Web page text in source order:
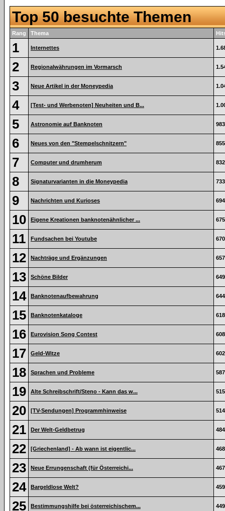
Top 50 besuchte Themen
Rang Thema
1 Internettes
2 Regionalwährungen im Vormarsch
3 Neue Artikel in der Moneypedia
4 [Test- und Werbenoten] Neuheiten und B...
5 Astronomie auf Banknoten
6 Neues von den "Stempelschnitzern"
7 Computer und drumherum
8 Signaturvarianten in die Moneypedia
9 Nachrichten und Kurioses
10 Eigene Kreationen banknotenähnlicher ...
11 Fundsachen bei Youtube
12 Nachträge und Ergänzungen
13 Schöne Bilder
14 Banknotenaufbewahrung
15 Banknotenkataloge
16 Eurovision Song Contest
17 Geld-Witze
18 Sprachen und Probleme
19 Alte Schreibschrift/Steno - Kann das w...
20 [TV-Sendungen] Programmhinweise
21 Der Welt-Geldbetrug
22 [Griechenland] - Ab wann ist eigentlic...
23 Neue Errungenschaft (für Österreichi...
24 Bargeldlose Welt?
25 Bestimmungshilfe bei österreichischem...